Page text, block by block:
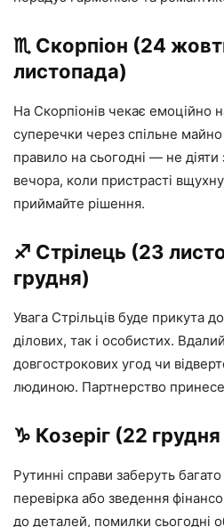
♏️ Скорпіон (24
листопада)
На Скорпіонів чекає емоційно
суперечки через спільне
правило на сьогодні — не
вечора, коли пристрасті
приймайте рішення.
♐️ Стрілець (23
грудня)
Увага Стрільців буде прикута
ділових, так і особистих.
довгострокових угод чи
людиною. Партнерство принесе
♑️ Козеріг (22
Рутинні справи заберуть
перевірка або зведення
до деталей, помилки сьогодні